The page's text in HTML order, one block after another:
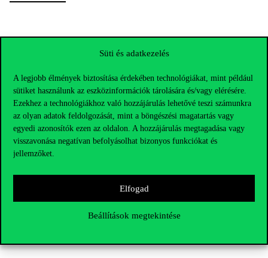
Süti és adatkezelés
A legjobb élmények biztosítása érdekében technológiákat, mint például
sütiket használunk az eszközinformációk tárolására és/vagy elérésére.
Ezekhez a technológiákhoz való hozzájárulás lehetővé teszi számunkra
az olyan adatok feldolgozását, mint a böngészési magatartás vagy
egyedi azonosítók ezen az oldalon. A hozzájárulás megtagadása vagy
visszavonása negatívan befolyásolhat bizonyos funkciókat és
jellemzőket.
Elfogad
Beállítások megtekintése
Nagy Ákos